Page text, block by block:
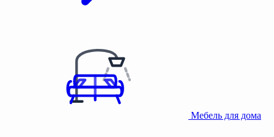
Мебель для дома